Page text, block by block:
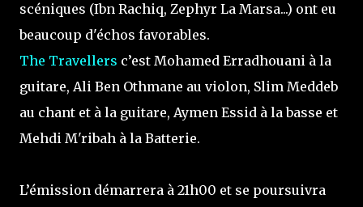
scéniques (Ibn Rachiq, Zephyr La Marsa...) ont eu
beaucoup d'échos favorables.
The Travellers c’est Mohamed Erradhouani à la
guitare, Ali Ben Othmane au violon, Slim Meddeb
au chant et à la guitare, Aymen Essid à la basse et
Mehdi M'ribah à la Batterie.
L’émission démarrera à 21h00 et se poursuivra